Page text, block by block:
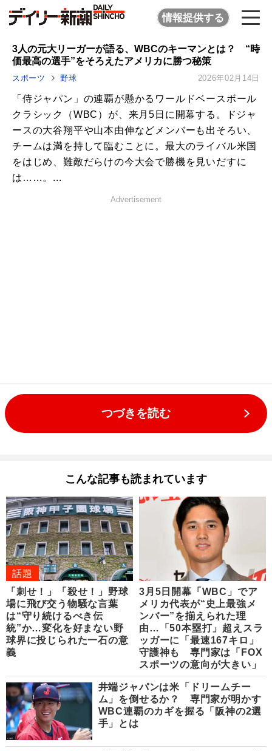
情報提供する
3人の元大リーガーが語る、WBCのキーマンとは？ “時
価最高の選手”をそろえたアメリカに勝つ秘策
スポーツ 野球 2026年02月14日
「侍ジャパン」の連覇が懸かるワールドベースボール
クラシック（WBC）が、来月5日に開幕する。ドジャ
ースの大谷翔平や山本由伸などメンバーも出そろい、
チームは満を持して臨むことに。最大のライバル米国
をはじめ、難敵だらけの今大会で勝機を見いだすに
は……。...
Advertisement
つづきを読む
こんな記事も読まれています
話題
「刺せ！」「殺せ！」野球
場に飛び交う物騒な言葉
は“守り続けるべき伝
統”か…変化を好まない野
球界に投じられた一石の意
義
3月5日開幕「WBC」でア
メリカ代表が“史上最強メ
ンバー”を揃えられた理
由…「50本塁打」超えスラ
ッガーに「最速167キロ」
守護神も 専門家は「FOX
スポーツの意向が大きい」
井端ジャパンは米「ドリームチー
ム」を倒せるか？ 専門家が明かす
WBC連覇のカギを握る「阪神の2選
手」とは